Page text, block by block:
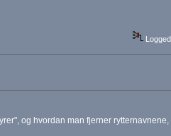
Logged
og hvordan man fjerner rytternavnene,